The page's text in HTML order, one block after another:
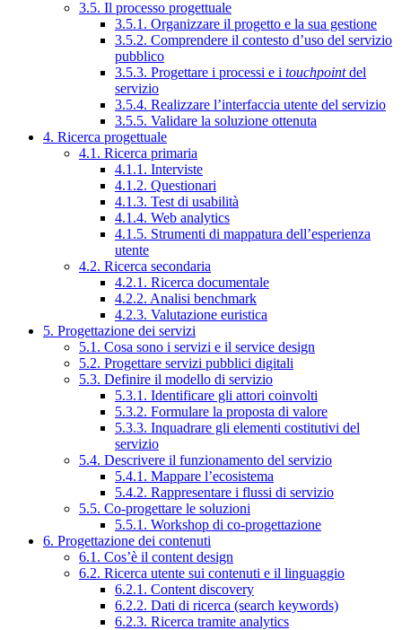
3.5. Il processo progettuale
3.5.1. Organizzare il progetto e la sua gestione
3.5.2. Comprendere il contesto d’uso del servizio
pubblico
3.5.3. Progettare i processi e i touchpointdel
servizio
3.5.4. Realizzare l’interfaccia utente del servizio
3.5.5. Validare la soluzione ottenuta
4. Ricerca progettuale
4.1. Ricerca primaria
4.1.1. Interviste
4.1.2. Questionari
4.1.3. Test di usabilità
4.1.4. Web analytics
4.1.5. Strumenti di mappatura dell’esperienza
utente
4.2. Ricerca secondaria
4.2.1. Ricerca documentale
4.2.2. Analisi benchmark
4.2.3. Valutazione euristica
5. Progettazione dei servizi
5.1. Cosa sono i servizi e il service design
5.2. Progettare servizi pubblici digitali
5.3. Definire il modello di servizio
5.3.1. Identificare gli attori coinvolti
5.3.2. Formulare la proposta di valore
5.3.3. Inquadrare gli elementi costitutivi del
servizio
5.4. Descrivere il funzionamento del servizio
5.4.1. Mappare l’ecosistema
5.4.2. Rappresentare i flussi di servizio
5.5. Co-progettare le soluzioni
5.5.1. Workshop di co-progettazione
6. Progettazione dei contenuti
6.1. Cos’è il content design
6.2. Ricerca utente sui contenuti e il linguaggio
6.2.1. Content discovery
6.2.2. Dati di ricerca (search keywords)
6.2.3. Ricerca tramite analytics